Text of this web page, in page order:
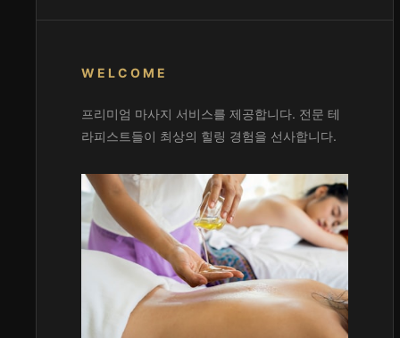
WELCOME
프리미엄 마사지 서비스를 제공합니다. 전문 테
라피스트들이 최상의 힐링 경험을 선사합니다.